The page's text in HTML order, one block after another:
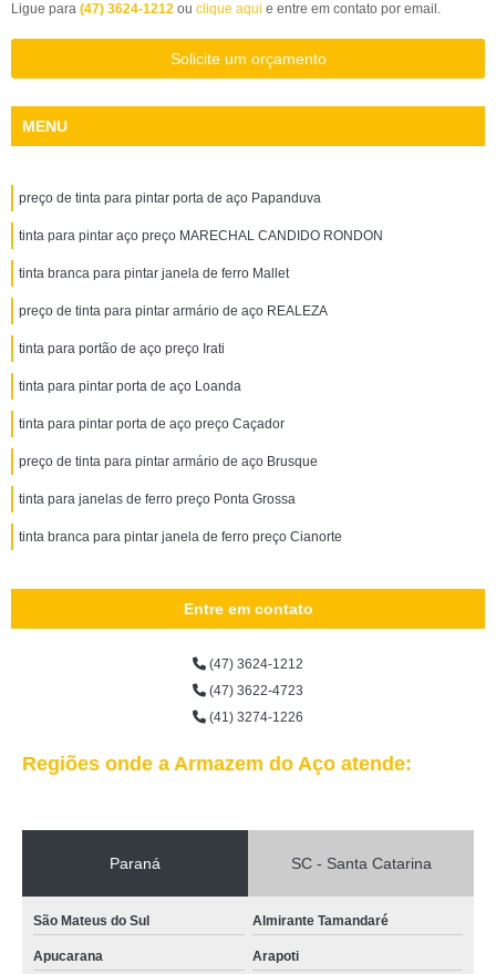
Ligue para (47) 3624-1212 ou clique aqui e entre em contato por email.
Solicite um orçamento
MENU
preço de tinta para pintar porta de aço Papanduva
tinta para pintar aço preço MARECHAL CANDIDO RONDON
tinta branca para pintar janela de ferro Mallet
preço de tinta para pintar armário de aço REALEZA
tinta para portão de aço preço Irati
tinta para pintar porta de aço Loanda
tinta para pintar porta de aço preço Caçador
preço de tinta para pintar armário de aço Brusque
tinta para janelas de ferro preço Ponta Grossa
tinta branca para pintar janela de ferro preço Cianorte
Entre em contato
(47) 3624-1212
(47) 3622-4723
(41) 3274-1226
Regiões onde a Armazem do Aço atende:
Paraná SC - Santa Catarina
São Mateus do Sul Almirante Tamandaré
Apucarana Arapoti